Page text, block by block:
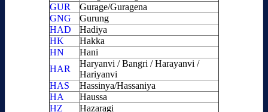
GUR
Gurage/Guragena
GNG
Gurung
HAD
Hadiya
HK
Hakka
HN
Hani
HAR
Haryanvi / Bangri / Harayanvi /
Hariyanvi
HAS
Hassinya/Hassaniya
HA
Haussa
HZ
Hazaragi